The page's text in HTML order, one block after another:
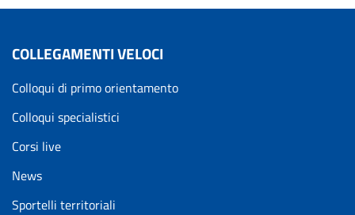
COLLEGAMENTI VELOCI
Colloqui di primo orientamento
Colloqui specialistici
Corsi live
News
Sportelli territoriali